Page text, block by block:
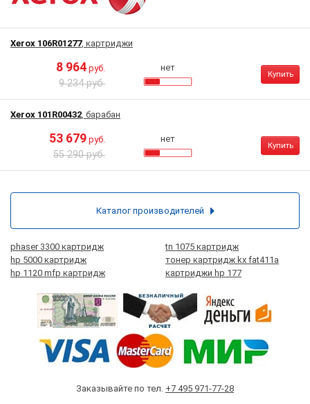
Xerox 106R01277, картриджи
8 964 руб.
9 234 руб.
нет
Купить
Xerox 101R00432, барабан
53 679 руб.
55 290 руб.
нет
Купить
phaser 3300 картридж
tn 1075 картридж
hp 5000 картридж
тонер картридж kx fat411a
hp 1120 mfp картридж
картриджи hp 177
Заказывайте по тел. +7 495 971-77-28